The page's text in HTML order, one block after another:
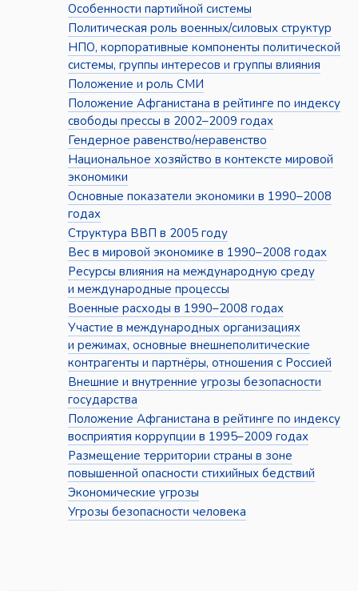
Особенности партийной системы
Политическая роль военных/силовых структур
НПО, корпоративные компоненты политической
системы, группы интересов и группы влияния
Положение и роль СМИ
Положение Афганистана в рейтинге по индексу
свободы прессы в 2002–2009 годах
Гендерное равенство/неравенство
Национальное хозяйство в контексте мировой
экономики
Основные показатели экономики в 1990–2008
годах
Структура ВВП в 2005 году
Вес в мировой экономике в 1990–2008 годах
Ресурсы влияния на международную среду
и международные процессы
Военные расходы в 1990–2008 годах
Участие в международных организациях
и режимах, основные внешнеполитические
контрагенты и партнёры, отношения с Россией
Внешние и внутренние угрозы безопасности
государства
Положение Афганистана в рейтинге по индексу
восприятия коррупции в 1995–2009 годах
Размещение территории страны в зоне
повышенной опасности стихийных бедствий
Экономические угрозы
Угрозы безопасности человека